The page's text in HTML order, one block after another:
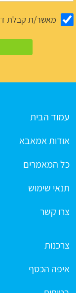
מאשר/ת קבלת
עמוד הבית
אודות אמאבא
כל המאמרים
תנאי שימוש
צרו קשר
צרכנות
איפה הכסף